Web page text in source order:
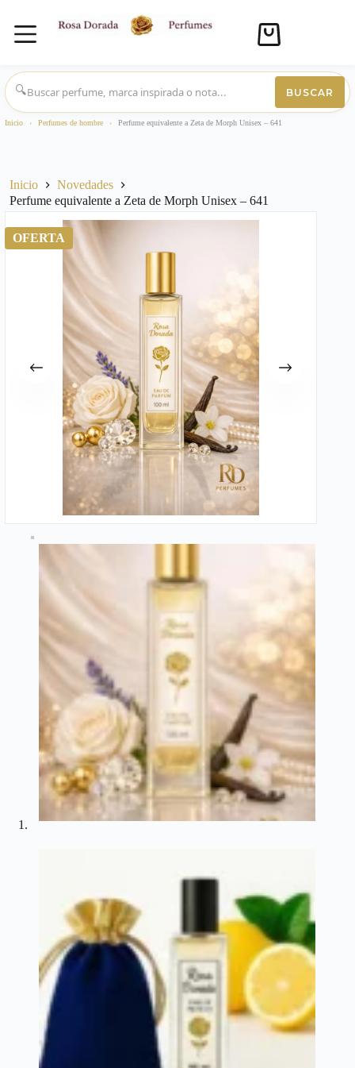
Saltar
al
contenido
Carro
compra
🔍
BUSCAR
Inicio › Perfumes de hombre › Perfume equivalente a Zeta de Morph Unisex – 641
Inicio
Novedades
Perfume equivalente a Zeta de Morph Unisex – 641
OFERTA